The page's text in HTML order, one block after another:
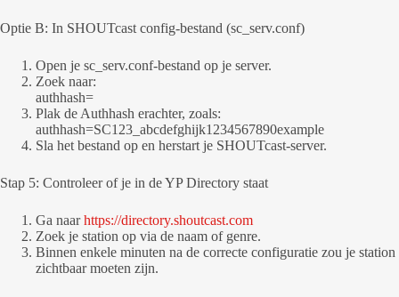
Optie B: In SHOUTcast config-bestand (sc_serv.conf)
Open je sc_serv.conf-bestand op je server.
Zoek naar:
authhash=
Plak de Authhash erachter, zoals:
authhash=SC123_abcdefghijk1234567890example
Sla het bestand op en herstart je SHOUTcast-server.
Stap 5: Controleer of je in de YP Directory staat
Ga naarhttps://directory.shoutcast.com
Zoek je station op via de naam of genre.
Binnen enkele minuten na de correcte configuratie zou je station
zichtbaar moeten zijn.